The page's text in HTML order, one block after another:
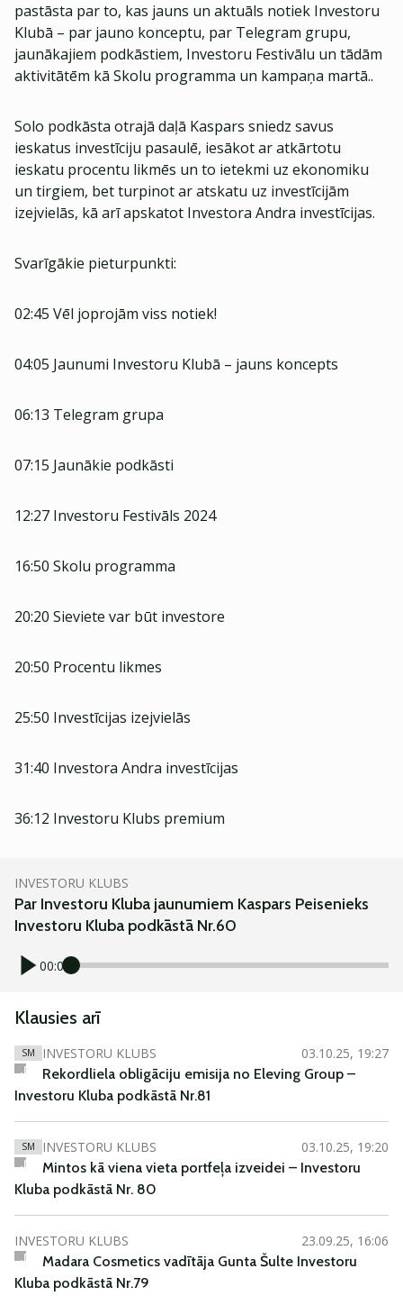
pastāsta par to, kas jauns un aktuāls notiek Investoru
Klubā – par jauno konceptu, par Telegram grupu,
jaunākajiem podkāstiem, Investoru Festivālu un tādām
aktivitātēm kā Skolu programma un kampaņa martā..
Solo podkāsta otrajā daļā Kaspars sniedz savus
ieskatus investīciju pasaulē, iesākot ar atkārtotu
ieskatu procentu likmēs un to ietekmi uz ekonomiku
un tirgiem, bet turpinot ar atskatu uz investīcijām
izejvielās, kā arī apskatot Investora Andra investīcijas.
Svarīgākie pieturpunkti:
02:45 Vēl joprojām viss notiek!
04:05 Jaunumi Investoru Klubā – jauns koncepts
06:13 Telegram grupa
07:15 Jaunākie podkāsti
12:27 Investoru Festivāls 2024
16:50 Skolu programma
20:20 Sieviete var būt investore
20:50 Procentu likmes
25:50 Investīcijas izejvielās
31:40 Investora Andra investīcijas
36:12 Investoru Klubs premium
INVESTORU KLUBS
Par Investoru Kluba jaunumiem Kaspars Peisenieks
Investoru Kluba podkāstā Nr.60
00:00
Klausies arī
SM INVESTORU KLUBS
03.10.25, 19:27
Rekordliela obligāciju emisija no Eleving Group –
Investoru Kluba podkāstā Nr.81
SM INVESTORU KLUBS
03.10.25, 19:20
Mintos kā viena vieta portfeļa izveidei – Investoru
Kluba podkāstā Nr. 80
INVESTORU KLUBS
23.09.25, 16:06
Madara Cosmetics vadītāja Gunta Šulte Investoru
Kluba podkāstā Nr.79